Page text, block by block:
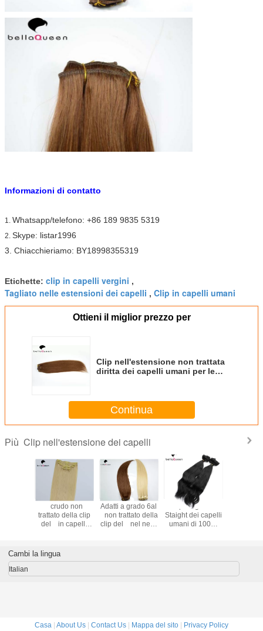
Informazioni di contatto
1. Whatsapp/telefono: +86 189 9835 5319
2. Skype: listar1996
3. Chiacchieriamo: BY18998355319
Etichette: clip in capelli vergini ,
Tagliato nelle estensioni dei capelli , Clip in capelli umani
Ottieni il miglior prezzo per
Clip nell'estensione non trattata
diritta dei capelli umani per le
Continua
Più Clip nell'estensione dei capelli
con
libera
crudo non
trattato della clip
del in capelli
dei capelli del ,
capelli del vergine
Adatti a grado 6al
non trattato della
clip del nel nero
Clip vergine di
Staight dei capelli
umani di 100%
Cambi la lingua
Italian
Casa About Us Contact Us Mappa del sito Privacy Policy